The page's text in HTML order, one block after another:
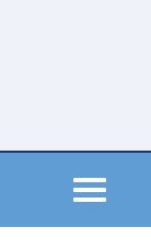
Toggle